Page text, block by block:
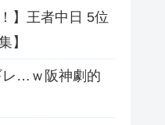
】王者中日 5位
】
レ…ｗ阪神劇的